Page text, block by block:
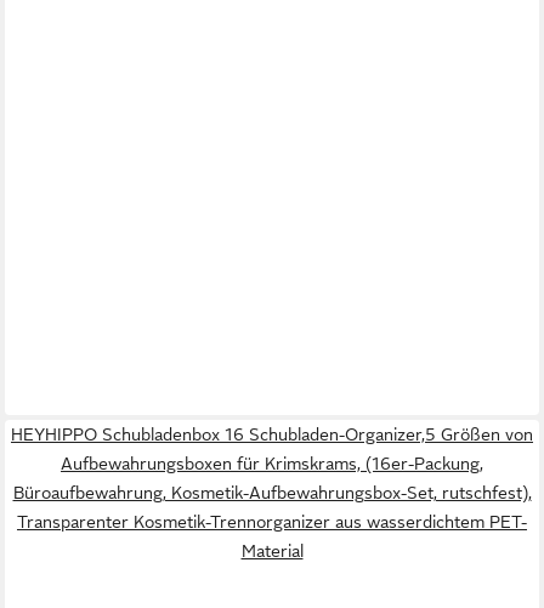
HEYHIPPO Schubladenbox 16 Schubladen-Organizer,5 Größen von
Aufbewahrungsboxen für Krimskrams, (16er-Packung,
Büroaufbewahrung, Kosmetik-Aufbewahrungsbox-Set, rutschfest),
Transparenter Kosmetik-Trennorganizer aus wasserdichtem PET-
Material